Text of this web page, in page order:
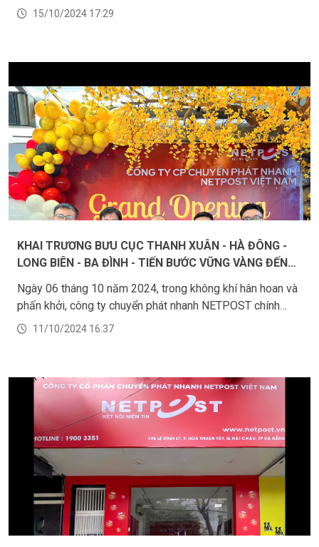
ra trong không khí vui vẻ và thành công, để lại nhiều ấn
sự phát triển của NETPOST trong thời gian qua. Buổi lễ
đội ngũ nhân viên công ty nhìn lại hành trình đã qua, cùng
khơi dậy tinh thần đoàn kết và trách nhiệm cho chặng
đường phía trước.
15/10/2024 17:29
KHAI TRƯƠNG BƯU CỤC THANH XUÂN - HÀ ĐÔNG -
LONG BIÊN - BA ĐÌNH - TIẾN BƯỚC VỮNG VÀNG ĐẾN
Ngày 06 tháng 10 năm 2024, trong không khí hân hoan và
phấn khởi, công ty chuyển phát nhanh NETPOST chính
thức khai trương bốn bưu cục mới tại Thanh Xuân, Hà
11/10/2024 16:37